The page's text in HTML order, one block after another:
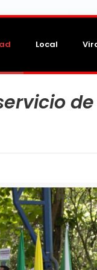
Local
de